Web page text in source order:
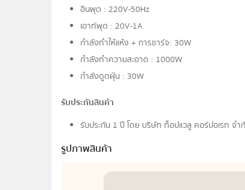
อินพุต : 220V-50Hz
เอาท์พุต : 20V-1A
กำลังทำให้แห้ง + การชาร์จ: 30W
กำลังทำความสะอาด : 1000W
กำลังดูดฝุ่น : 30W
รับประกันสินค้า
รับประกัน 1 ปี โดย บริษัท ท็อปแวลู คอร์ปอเรท จํ
รูปภาพสินค้า